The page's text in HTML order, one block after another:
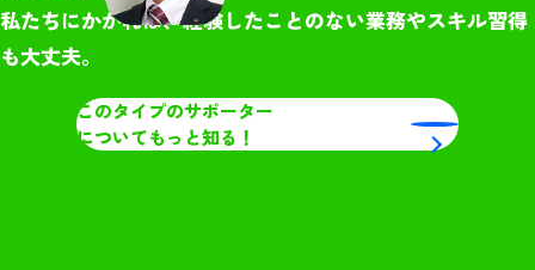
私たちにかかれば、経験したことのない業務やスキル習得
も大丈夫。
このタイプのサポーター
についてもっと知る！